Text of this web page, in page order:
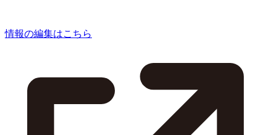
情報の編集はこちら